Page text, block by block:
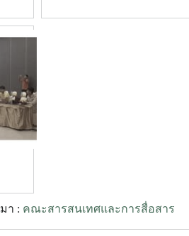
า : คณะสารสนเทศและการสื่อสาร